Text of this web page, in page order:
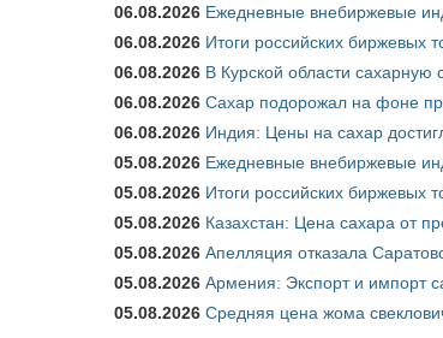
06.08.2026 Ежедневные внебиржевые
06.08.2026 Итоги российских биржевых
06.08.2026 В Курской области сахарную
06.08.2026 Сахар подорожал на фоне
06.08.2026 Индия: Цены на сахар
05.08.2026 Ежедневные внебиржевые
05.08.2026 Итоги российских биржевых
05.08.2026 Казахстан: Цена сахара от
05.08.2026 Апелляция отказала
05.08.2026 Армения: Экспорт и импорт
05.08.2026 Средняя цена жома